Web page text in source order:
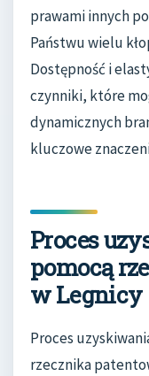
prawami innych
Państwu wielu
Dostępność i
czynniki, które
dynamicznych
kluczowe
Proces
pomocą
w Legnicy
Proces
rzecznika